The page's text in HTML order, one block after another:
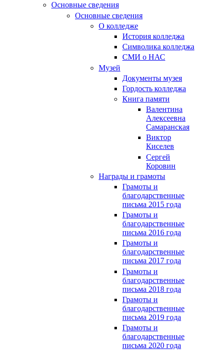
Основные сведения
Основные сведения
О колледже
История колледжа
Символика колледжа
СМИ о НАС
Музей
Документы музея
Гордость колледжа
Книга памяти
Валентина
Алексеевна
Самаранская
Виктор
Киселев
Сергей
Коровин
Награды и грамоты
Грамоты и
благодарственные
письма 2015 года
Грамоты и
благодарственные
письма 2016 года
Грамоты и
благодарственные
письма 2017 года
Грамоты и
благодарственные
письма 2018 года
Грамоты и
благодарственные
письма 2019 года
Грамоты и
благодарственные
письма 2020 года